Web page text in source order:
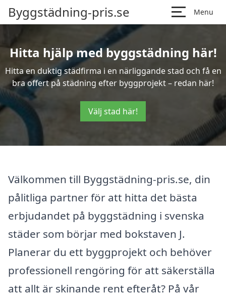
Byggstädning-pris.se Menu
Hitta hjälp med byggstädning här!
Hitta en duktig städfirma i en närliggande stad och få en
bra offert på städning efter byggprojekt – redan här!
Välj stad här!
Välkommen till Byggstädning-pris.se, din
pålitliga partner för att hitta det bästa
erbjudandet på byggstädning i svenska
städer som börjar med bokstaven J.
Planerar du ett byggprojekt och behöver
professionell rengöring för att säkerställa
att allt är skinande rent efteråt? På vår